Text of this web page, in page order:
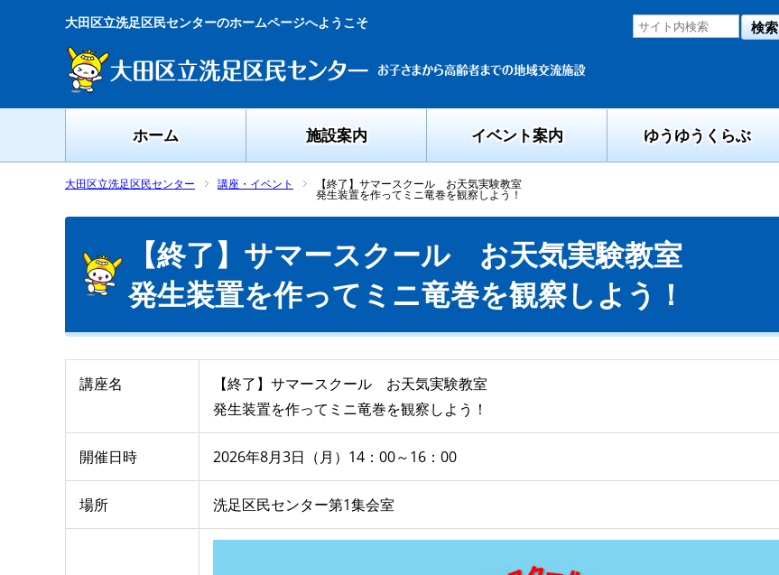
大田区立洗足区民センターのホームページへようこそ 検索
ホーム 施設案内 イベント案内 ゆうゆうくらぶ
大田区立洗足区民センター 講座・イベント 【終了】サマースクール お天気実験教室
発生装置を作ってミニ竜巻を観察しよう！
【終了】サマースクール お天気実験教室
発生装置を作ってミニ竜巻を観察しよう！
講座名
【終了】サマースクール お天気実験教室
発生装置を作ってミニ竜巻を観察しよう！
開催日時 2026年8月3日（月）14：00～16：00
場所 洗足区民センター第1集会室